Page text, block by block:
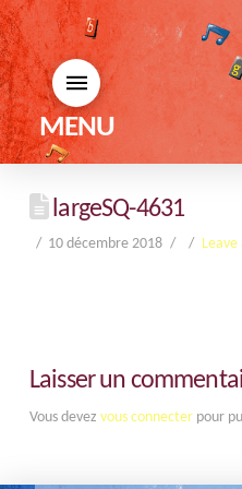
MENU
largeSQ-4631
10 décembre 2018
Laisser un
Vous devez vous connecterpour